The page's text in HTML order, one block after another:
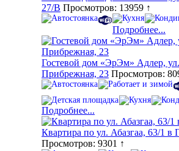
27/В Просмотров: 13959 ↑
Подробнее...
Гостевой дом «ЭрЭм» Адлер, ул.
Прибрежная, 23 Просмотров:
Подробнее...
Квартира по ул. Абазгаа, 63/1 в
Просмотров: 9301 ↑